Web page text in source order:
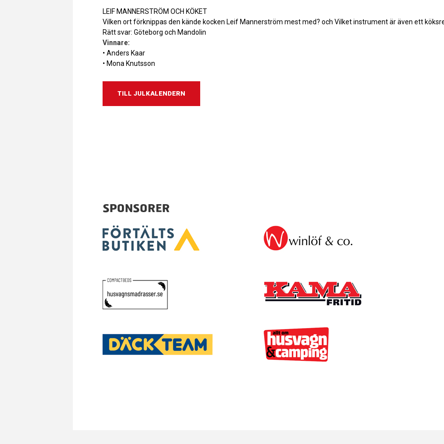
LEIF MANNERSTRÖM OCH KÖKET
Vilken ort förknippas den kände kocken Leif Mannerström mest med? och Vilket instrument är även ett
Rätt svar: Göteborg och Mandolin
Vinnare:
• Anders Kaar
• Mona Knutsson
TILL JULKALENDERN
SPONSORER